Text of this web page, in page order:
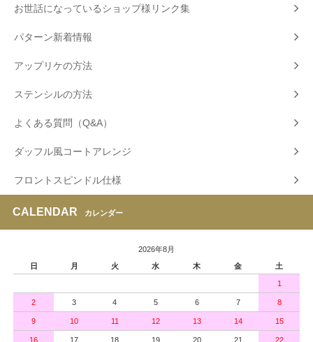
お世話になっているショップ様リンク集
パターン新着情報
アップリケの方法
ステンシルの方法
よくある質問（Q&A）
ダッフル風コートアレンジ
フロントスピンドル仕様
CALENDAR カレンダー
2026年8月
日
月 火 水 木 金 土
1
2 3 4 5 6 7 8
9 10 11 12 13 14 15
16 17 18 19 20 21 22